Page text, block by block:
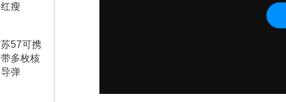
红瘦
苏57可携
带多枚核
导弹